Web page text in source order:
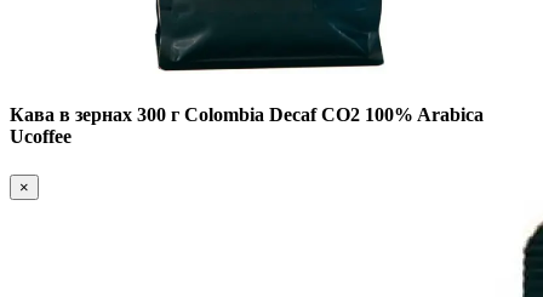
Кава в зернах 300 г Colоmbia Decaf CO2 100% Arabica
Ucoffee
×